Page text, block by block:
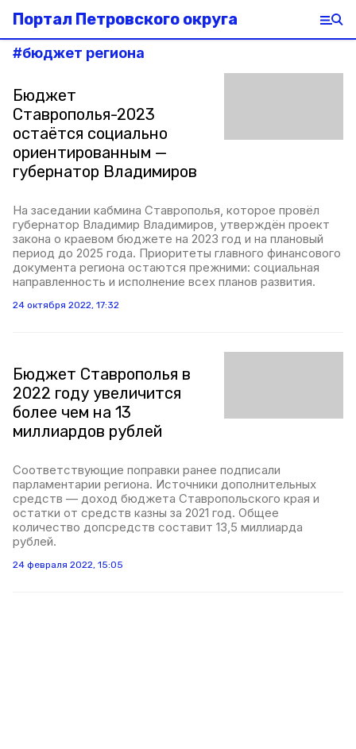
Портал Петровского округа
#бюджет региона
Бюджет
Ставрополья-2023
остаётся социально
ориентированным —
губернатор Владимиров
На заседании кабмина Ставрополья, которое провёл
губернатор Владимир Владимиров, утверждён проект
закона о краевом бюджете на 2023 год и на плановый
период до 2025 года. Приоритеты главного финансового
документа региона остаются прежними: социальная
направленность и исполнение всех планов развития.
24 октября 2022, 17:32
Бюджет Ставрополья в
2022 году увеличится
более чем на 13
миллиардов рублей
Соответствующие поправки ранее подписали
парламентарии региона. Источники дополнительных
средств — доход бюджета Ставропольского края и
остатки от средств казны за 2021 год. Общее
количество допсредств составит 13,5 миллиарда
рублей.
24 февраля 2022, 15:05